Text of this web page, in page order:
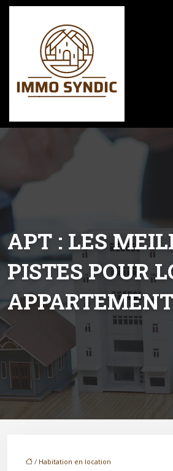
APT : LES
PISTES POUR
/ Habitation en location